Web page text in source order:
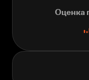
Оценка